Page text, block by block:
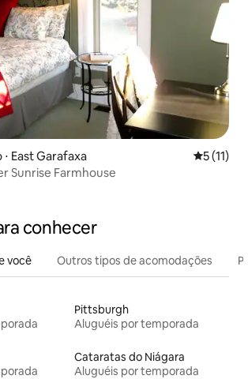
East Garafaxa 5 de uma
5 (11)
Sunrise Farmhouse
conhecer
você Outros tipos de acomodações
Pittsburgh
Aluguéis por temporada
Cataratas do Niágara
Aluguéis por temporada